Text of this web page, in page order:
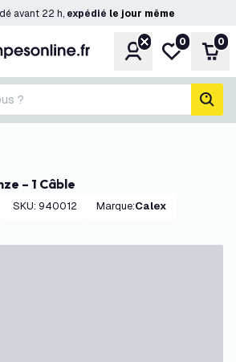
avant 22 h, expédié le jour même
CompteMa liste de
0 0
?
– 1 Câble
SKU: 940012 Marque: Calex